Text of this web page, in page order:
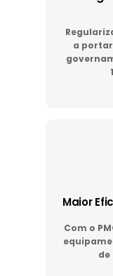
a
Maior
Com o